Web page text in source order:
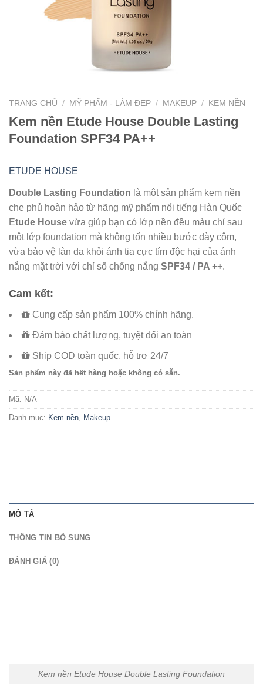
TRANG CHỦ / MỸ PHẨM - LÀM ĐẸP / MAKEUP / KEM NỀN
Kem nền Etude House Double Lasting
Foundation SPF34 PA++
ETUDE HOUSE
Double Lasting Foundation là một sản phẩm kem nền
che phủ hoàn hảo từ hãng mỹ phẩm nổi tiếng Hàn Quốc
Etude House vừa giúp bạn có lớp nền đều màu chỉ sau
một lớp foundation mà không tốn nhiều bước dày cộm,
vừa bảo vệ làn da khỏi ánh tia cực tím độc hại của ánh
nắng mặt trời với chỉ số chống nắng SPF34 / PA ++.
Cam kết:
Cung cấp sản phẩm 100% chính hãng.
Đảm bảo chất lượng, tuyệt đối an toàn
Ship COD toàn quốc, hỗ trợ 24/7
Sản phẩm này đã hết hàng hoặc không có sẵn.
Mã: N/A
Danh mục: Kem nền Makeup
MÔ TẢ
THÔNG TIN BỔ SUNG
ĐÁNH GIÁ (0)
Kem nền Etude House Double Lasting Foundation